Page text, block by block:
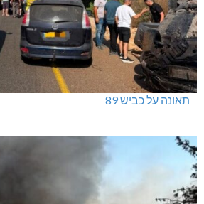
תאונה על כביש 89